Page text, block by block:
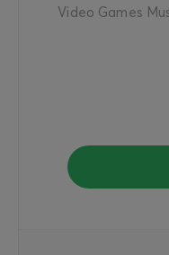
Video Games